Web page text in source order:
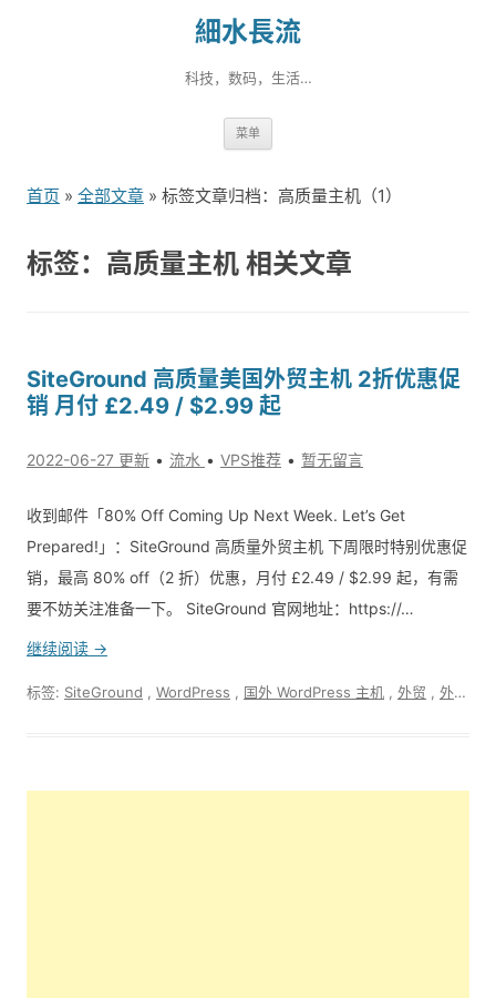
細水長流
科技，数码，生活…
菜单
到
首页 » 全部文章 » 标签文章归档：高质量主机（1）
标签：高质量主机 相关文章
SiteGround 高质量美国外贸主机 2折优惠促
销 月付 £2.49 / $2.99 起
2022-06-27 更新 流水 VPS推荐 暂无留言
收到邮件「80% Off Coming Up Next Week. Let’s Get
Prepared!」：SiteGround 高质量外贸主机 下周限时特别优惠促
销，最高 80% off（2 折）优惠，月付 £2.49 / $2.99 起，有需
要不妨关注准备一下。 SiteGround 官网地址：https://…
继续阅读 →
标签: SiteGround WordPress 国外 WordPress 主机 外贸 外贸建站